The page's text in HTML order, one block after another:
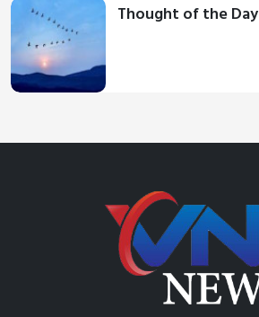
Thought of the Day